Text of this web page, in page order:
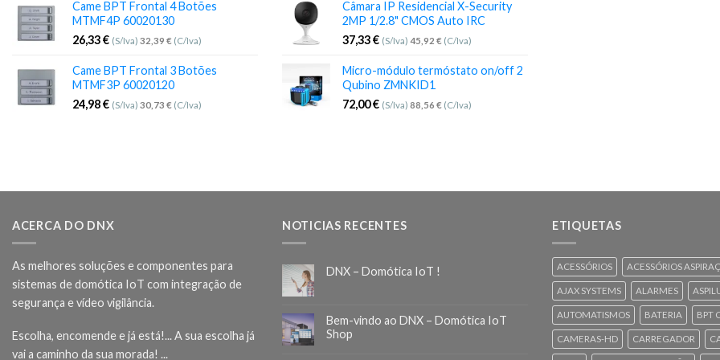
Came BPT Frontal 4 Botões
MTMF4P 60020130
26,33€ (S/Iva) 32,39 € (C/Iva)
Came BPT Frontal 3 Botões
MTMF3P 60020120
24,98€ (S/Iva) 30,73 € (C/Iva)
Câmara IP Residencial X-Security
2MP 1/2.8" CMOS Auto IRC
37,33€ (S/Iva) 45,92 € (C/Iva)
Micro-módulo termóstato on/off 2
Qubino ZMNKID1
72,00€ (S/Iva) 88,56 € (C/Iva)
ACERCA DO DNX
As melhores soluções e componentes para
sistemas de domótica IoT com integração de
segurança e vídeo vigilância.
Escolha, encomende e já está!... A sua escolha já
vai a caminho da sua morada! ...
NOTICIAS RECENTES
DNX – Domótica IoT !
Bem-vindo ao DNX – Domótica IoT
Shop
ETIQUETAS
ACESSÓRIOS ACESSÓRIOS
AJAX SYSTEMS ALARMES
AUTOMATISMOS BATERIA BPT
CAMERAS-HD CARREGADOR